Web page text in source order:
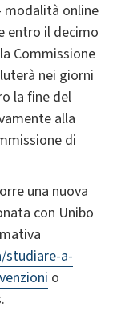
modalità online
entro il decimo
Commissione
nei giorni
la fine del
alla
di
una nuova
con Unibo
studiare-a-
o